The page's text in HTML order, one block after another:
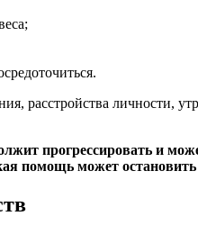
расстройства личности,
прогрессировать и
помощь может